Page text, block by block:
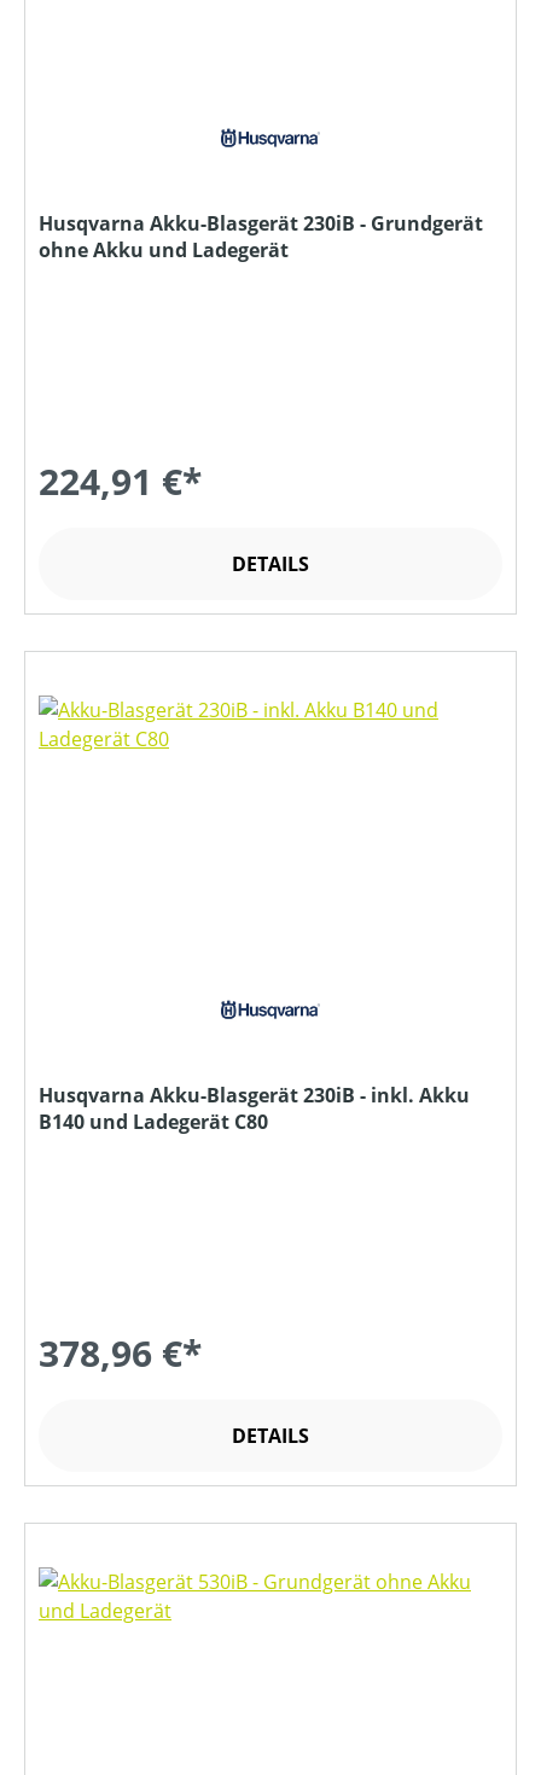
Husqvarna Akku-Blasgerät 230iB - Grundgerät
ohne Akku und Ladegerät
224,91 €*
DETAILS
Husqvarna Akku-Blasgerät 230iB - inkl. Akku
B140 und Ladegerät C80
378,96 €*
DETAILS